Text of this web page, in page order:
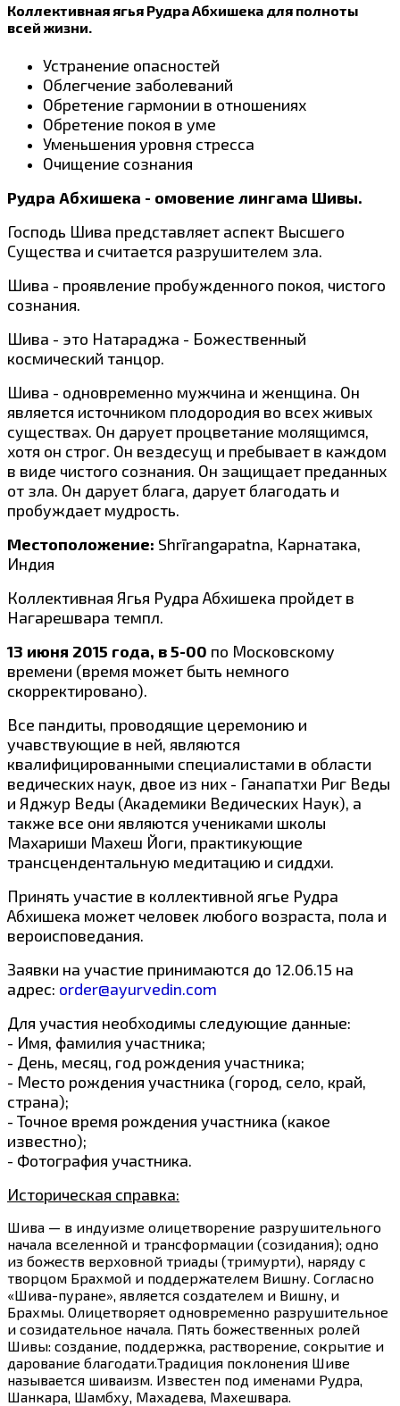
Коллективная ягья Рудра Абхишека для полноты
всей жизни.
Устранение опасностей
Облегчение заболеваний
Обретение гармонии в отношениях
Обретение покоя в уме
Уменьшения уровня стресса
Очищение сознания
Рудра Абхишека - омовение лингама Шивы.
Господь Шива представляет аспект Высшего
Существа и считается разрушителем зла.
Шива - проявление пробужденного покоя, чистого
сознания.
Шива - это Натараджа - Божественный
космический танцор.
Шива - одновременно мужчина и женщина. Он
является источником плодородия во всех живых
существах. Он дарует процветание молящимся,
хотя он строг. Он вездесущ и пребывает в каждом
в виде чистого сознания. Он защищает преданных
от зла. Он дарует блага, дарует благодать и
пробуждает мудрость.
Местоположение: Shrīrangapatna, Карнатака,
Индия
Коллективная Ягья Рудра Абхишека пройдет в
Нагарешвара темпл.
13 июня 2015 года, в 5-00 по Московскому
времени (время может быть немного
скорректировано).
Все пандиты, проводящие церемонию и
учавствующие в ней, являются
квалифицированными специалистами в области
ведических наук, двое из них - Ганапатхи Риг Веды
и Яджур Веды (Академики Ведических Наук), а
также все они являются учениками школы
Махариши Махеш Йоги, практикующие
трансцендентальную медитацию и сиддхи.
Принять участие в коллективной ягье Рудра
Абхишека может человек любого возраста, пола и
вероисповедания.
Заявки на участие принимаются до 12.06.15 на
адрес: order@ayurvedin.com
Для участия необходимы следующие данные:
- Имя, фамилия участника;
- День, месяц, год рождения участника;
- Место рождения участника (город, село, край,
страна);
- Точное время рождения участника (какое
известно);
- Фотография участника.
Историческая справка:
Шива — в индуизме олицетворение разрушительного
начала вселенной и трансформации (созидания); одно
из божеств верховной триады (тримурти), наряду с
творцом Брахмой и поддержателем Вишну. Согласно
«Шива-пуране», является создателем и Вишну, и
Брахмы. Олицетворяет одновременно разрушительное
и созидательное начала. Пять божественных ролей
Шивы: создание, поддержка, растворение, сокрытие и
дарование благодати.Традиция поклонения Шиве
называется шиваизм. Известен под именами Рудра,
Шанкара, Шамбху, Махадева, Махешвара.